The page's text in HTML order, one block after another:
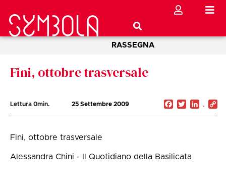
RASSEGNA
Fini, ottobre trasversale
Lettura 0min. 25 Settembre 2009 Facebook
Twitter
Fini, ottobre trasversale
Alessandra Chini - Il Quotidiano della Basilicata